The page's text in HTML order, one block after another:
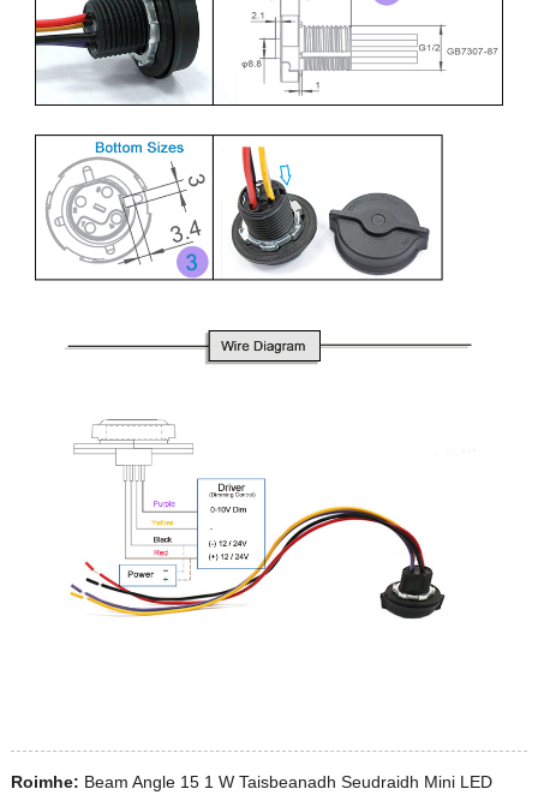
Roimhe: Beam Angle 15 1 W Taisbeanadh Seudraidh Mini LED